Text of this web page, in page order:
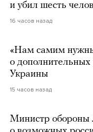
и убил шесть
16 часов назад
«Нам самим
о дополнительных
Украины
15 часов назад
Министр обороны